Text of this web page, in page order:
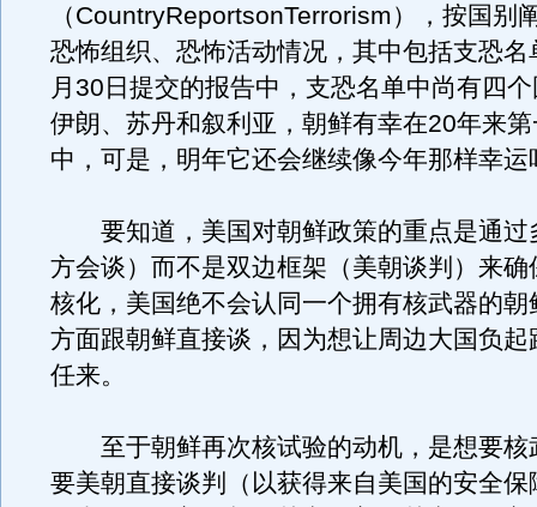
（CountryReportsonTerrorism），按国别
恐怖组织、恐怖活动情况，其中包括支恐名
月30日提交的报告中，支恐名单中尚有四
伊朗、苏丹和叙利亚，朝鲜有幸在20年来
中，可是，明年它还会继续像今年那样幸运
要知道，美国对朝鲜政策的重点是通过
方会谈）而不是双边框架（美朝谈判）来确
核化，美国绝不会认同一个拥有核武器的朝
方面跟朝鲜直接谈，因为想让周边大国负起
任来。
至于朝鲜再次核试验的动机，是想要核
要美朝直接谈判（以获得来自美国的安全保